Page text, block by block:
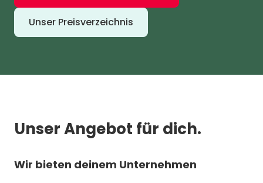
Unser Preisverzeichnis
Unser Angebot für dich.
Wir bieten deinem Unternehmen